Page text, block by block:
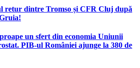
retur dintre Tromso și CFR Cluj după
un sfert din economia Uniunii
PIB-ul României ajunge la 380 de